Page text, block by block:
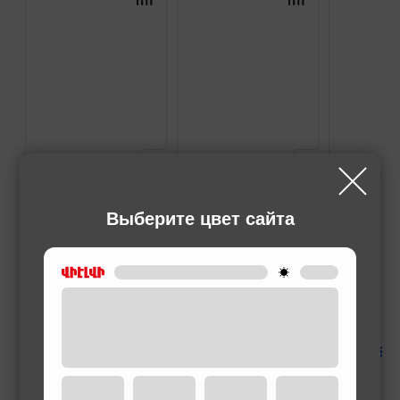
Выберите цвет сайта
ТРИММЕРЫ ТРИММЕРЫ ТРИММЕРЫ